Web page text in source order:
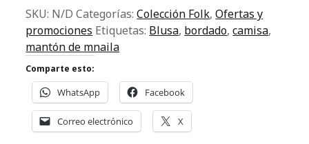
rosas.
cantidad
SKU: N/D Categorías:Colección Folk,Ofertas y
promociones Etiquetas: Blusa, bordado,camisa,
mantón de mnaila
Comparte esto:
WhatsApp Facebook
Correo electrónico X